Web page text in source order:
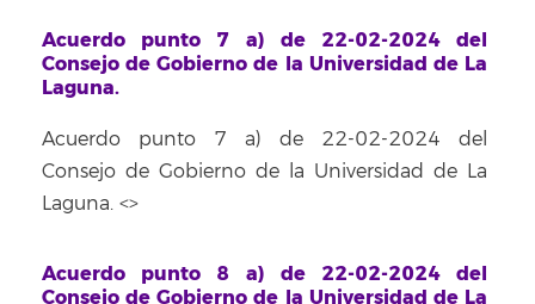
Acuerdo punto 7 a) de 22-02-2024 del
Consejo de Gobierno de la Universidad de La
Laguna.
Acuerdo punto 7 a) de 22-02-2024 del
Consejo de Gobierno de la Universidad de La
Laguna. <>
Acuerdo punto 8 a) de 22-02-2024 del
Consejo de Gobierno de la Universidad de La